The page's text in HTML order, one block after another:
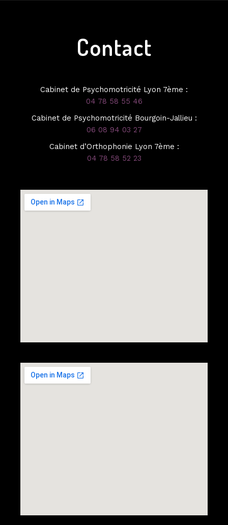
Contact
Cabinet de Psychomotricité Lyon 7ème :
04 78 58 55 46
Cabinet de Psychomotricité Bourgoin-Jallieu :
06 08 94 03 27
Cabinet d’Orthophonie Lyon 7ème :
04 78 58 52 23